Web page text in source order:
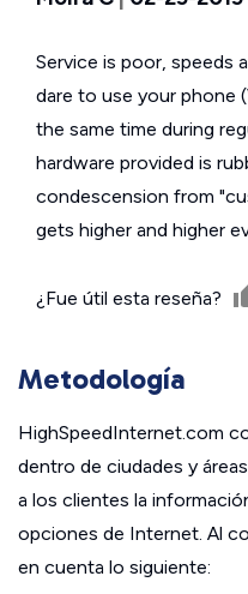
Service is poor, speeds
dare to use your phone
the same time during
hardware provided is
condescension from
gets higher and higher
¿Fue útil esta reseña?
Metodología
HighSpeedInternet.com
dentro de ciudades y
a los clientes la
opciones de Internet. Al
en cuenta lo siguiente: